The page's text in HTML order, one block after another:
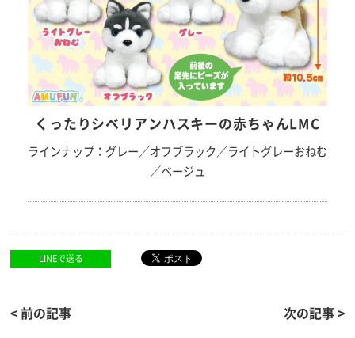
くったりシベリアンハスキーの赤ちゃんLMC
ラインナップ：グレー／オフブラック／ライトグレーおねむ
／ベージュ
LINEで送る
< 前の記事 次の記事 >